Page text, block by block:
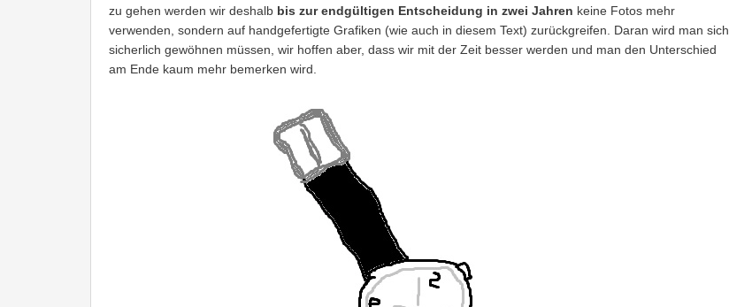
zu gehen werden wir deshalb bis zur endgültigen Entscheidung in zwei Jahren keine Fotos mehr
verwenden, sondern auf handgefertigte Grafiken (wie auch in diesem Text) zurückgreifen. Daran wird man sich
sicherlich gewöhnen müssen, wir hoffen aber, dass wir mit der Zeit besser werden und man den Unterschied
am Ende kaum mehr bemerken wird.